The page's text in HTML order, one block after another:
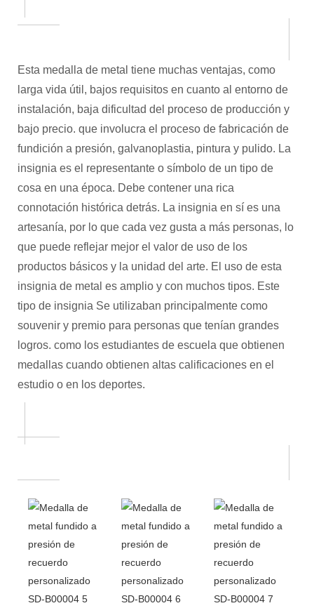
Esta medalla de metal tiene muchas ventajas, como
larga vida útil, bajos requisitos en cuanto al entorno de
instalación, baja dificultad del proceso de producción y
bajo precio. que involucra el proceso de fabricación de
fundición a presión, galvanoplastia, pintura y pulido. La
insignia es el representante o símbolo de un tipo de
cosa en una época. Debe contener una rica
connotación histórica detrás. La insignia en sí es una
artesanía, por lo que cada vez gusta a más personas, lo
que puede reflejar mejor el valor de uso de los
productos básicos y la unidad del arte. El uso de esta
insignia de metal es amplio y con muchos tipos. Este
tipo de insignia Se utilizaban principalmente como
souvenir y premio para personas que tenían grandes
logros. como los estudiantes de escuela que obtienen
medallas cuando obtienen altas calificaciones en el
estudio o en los deportes.